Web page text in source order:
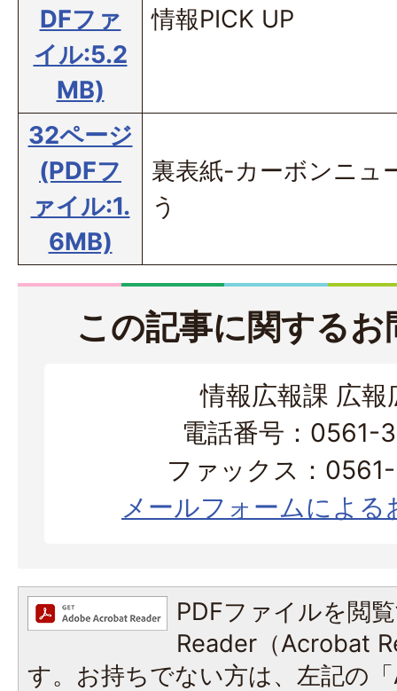
DFファ
イル:5.2
MB)
情報PICK UP
32ページ
(PDFフ
ァイル:1.
6MB)
裏表紙-カーボンニュ
う
この記事に関する
情報広報課 広報
電話番号：0561-
ファックス：
メールフォームによる
PDFファイルを閲
Reader（Acrobat
す。お持ちでない方は、左記の